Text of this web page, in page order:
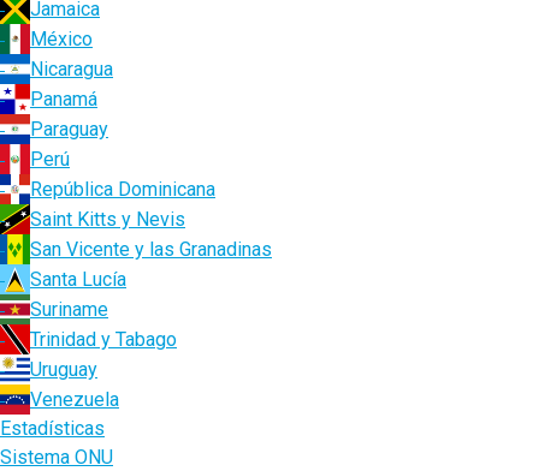
Jamaica
México
Nicaragua
Panamá
Paraguay
Perú
República Dominicana
Saint Kitts y Nevis
San Vicente y las Granadinas
Santa Lucía
Suriname
Trinidad y Tabago
Uruguay
Venezuela
Estadísticas
Sistema ONU